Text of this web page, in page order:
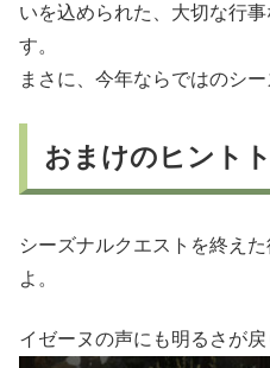
いを込められた、大切な行
す。
まさに、今年ならではのシ
おまけのヒント
シーズナルクエストを終え
よ。
イゼーヌの声にも明るさが戻